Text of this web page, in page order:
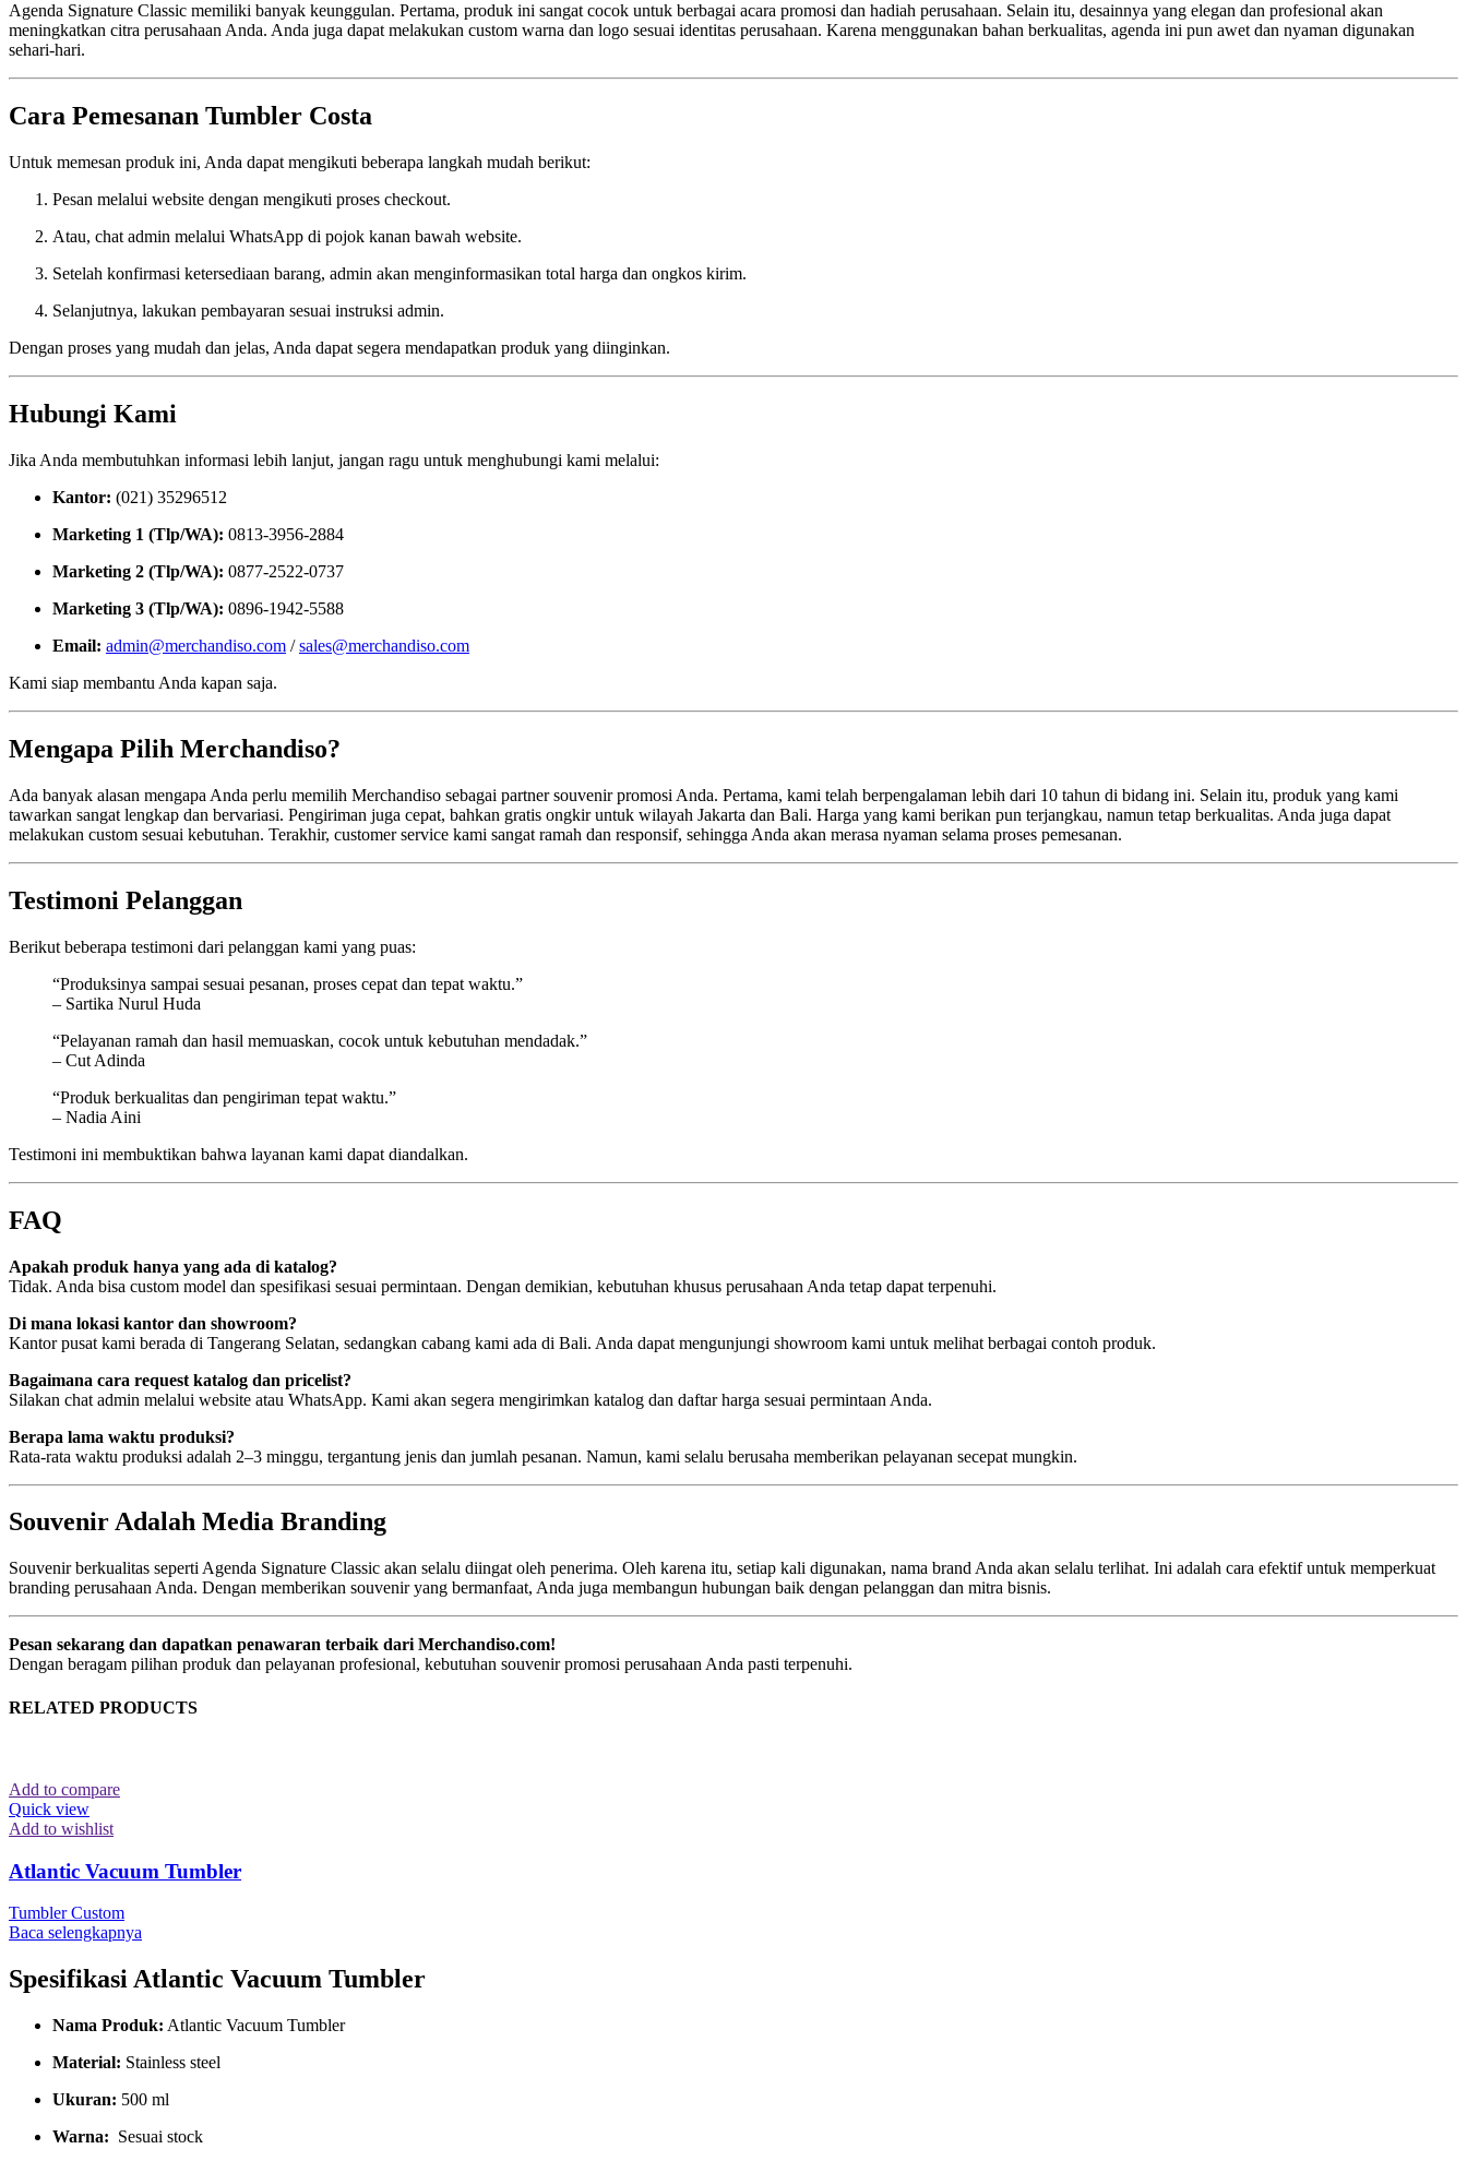
Agenda Signature Classic memiliki banyak keunggulan. Pertama, produk ini sangat cocok untuk berbagai acara promosi dan hadiah perusahaan. Selain itu, desainnya yang elegan dan profesional akan
meningkatkan citra perusahaan Anda. Anda juga dapat melakukan custom warna dan logo sesuai identitas perusahaan. Karena menggunakan bahan berkualitas, agenda ini pun awet dan nyaman digunakan
sehari-hari.
Cara Pemesanan Tumbler Costa
Untuk memesan produk ini, Anda dapat mengikuti beberapa langkah mudah berikut:
Pesan melalui website dengan mengikuti proses checkout.
Atau, chat admin melalui WhatsApp di pojok kanan bawah website.
Setelah konfirmasi ketersediaan barang, admin akan menginformasikan total harga dan ongkos kirim.
Selanjutnya, lakukan pembayaran sesuai instruksi admin.
Dengan proses yang mudah dan jelas, Anda dapat segera mendapatkan produk yang diinginkan.
Hubungi Kami
Jika Anda membutuhkan informasi lebih lanjut, jangan ragu untuk menghubungi kami melalui:
Kantor: (021) 35296512
Marketing 1 (Tlp/WA): 0813-3956-2884
Marketing 2 (Tlp/WA): 0877-2522-0737
Marketing 3 (Tlp/WA): 0896-1942-5588
Email: admin@merchandiso.com /sales@merchandiso.com
Kami siap membantu Anda kapan saja.
Mengapa Pilih Merchandiso?
Ada banyak alasan mengapa Anda perlu memilih Merchandiso sebagai partner souvenir promosi Anda. Pertama, kami telah berpengalaman lebih dari 10 tahun di bidang ini. Selain itu, produk yang kami
tawarkan sangat lengkap dan bervariasi. Pengiriman juga cepat, bahkan gratis ongkir untuk wilayah Jakarta dan Bali. Harga yang kami berikan pun terjangkau, namun tetap berkualitas. Anda juga dapat
melakukan custom sesuai kebutuhan. Terakhir, customer service kami sangat ramah dan responsif, sehingga Anda akan merasa nyaman selama proses pemesanan.
Testimoni Pelanggan
Berikut beberapa testimoni dari pelanggan kami yang puas:
“Produksinya sampai sesuai pesanan, proses cepat dan tepat waktu.”
– Sartika Nurul Huda
“Pelayanan ramah dan hasil memuaskan, cocok untuk kebutuhan mendadak.”
– Cut Adinda
“Produk berkualitas dan pengiriman tepat waktu.”
– Nadia Aini
Testimoni ini membuktikan bahwa layanan kami dapat diandalkan.
FAQ
Apakah produk hanya yang ada di katalog?
Tidak. Anda bisa custom model dan spesifikasi sesuai permintaan. Dengan demikian, kebutuhan khusus perusahaan Anda tetap dapat terpenuhi.
Di mana lokasi kantor dan showroom?
Kantor pusat kami berada di Tangerang Selatan, sedangkan cabang kami ada di Bali. Anda dapat mengunjungi showroom kami untuk melihat berbagai contoh produk.
Bagaimana cara request katalog dan pricelist?
Silakan chat admin melalui website atau WhatsApp. Kami akan segera mengirimkan katalog dan daftar harga sesuai permintaan Anda.
Berapa lama waktu produksi?
Rata-rata waktu produksi adalah 2–3 minggu, tergantung jenis dan jumlah pesanan. Namun, kami selalu berusaha memberikan pelayanan secepat mungkin.
Souvenir Adalah Media Branding
Souvenir berkualitas seperti Agenda Signature Classic akan selalu diingat oleh penerima. Oleh karena itu, setiap kali digunakan, nama brand Anda akan selalu terlihat. Ini adalah cara efektif untuk memperkuat
branding perusahaan Anda. Dengan memberikan souvenir yang bermanfaat, Anda juga membangun hubungan baik dengan pelanggan dan mitra bisnis.
Pesan sekarang dan dapatkan penawaran terbaik dari Merchandiso.com!
Dengan beragam pilihan produk dan pelayanan profesional, kebutuhan souvenir promosi perusahaan Anda pasti terpenuhi.
RELATED PRODUCTS
Add to compare
Quick view
Add to wishlist
Atlantic Vacuum Tumbler
Tumbler Custom
Baca selengkapnya
Spesifikasi Atlantic Vacuum Tumbler
Nama Produk: Atlantic Vacuum Tumbler
Material: Stainless steel
Ukuran: 500 ml
Warna: Sesuai stock